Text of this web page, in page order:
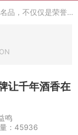
（白酒、啤酒、葡萄
使命
让千年酒香在
鸣
：45936